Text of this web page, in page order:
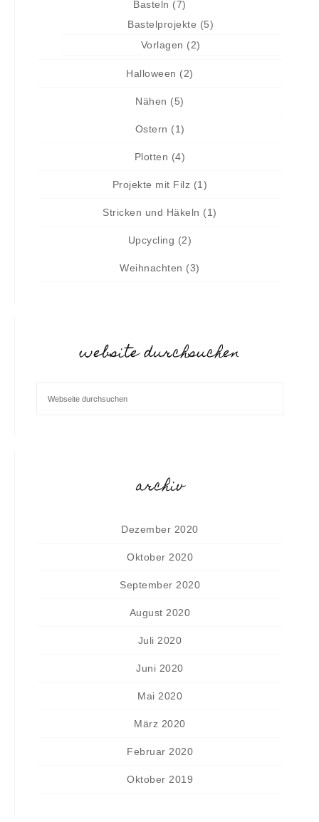
Basteln (7)
Bastelprojekte (5)
Vorlagen (2)
Halloween (2)
Nähen (5)
Ostern (1)
Plotten (4)
Projekte mit Filz (1)
Stricken und Häkeln (1)
Upcycling (2)
Weihnachten (3)
website durchsuchen
archiv
Dezember 2020
Oktober 2020
September 2020
August 2020
Juli 2020
Juni 2020
Mai 2020
März 2020
Februar 2020
Oktober 2019